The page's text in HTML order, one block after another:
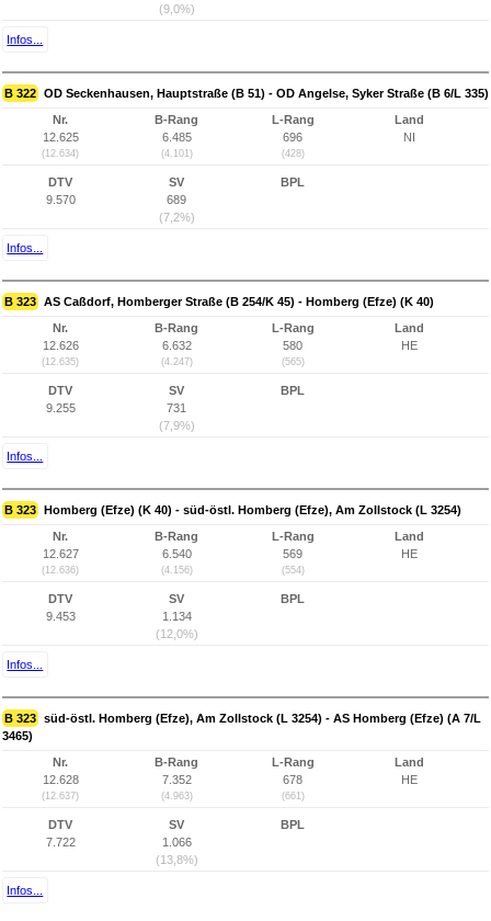
(9,0%)
Infos...
B 322 OD Seckenhausen, Hauptstraße (B 51) - OD Angelse, Syker Straße (B 6/L 335)
Nr.
12.625
(12.634)
B-Rang
6.485
(4.101)
L-Rang
696
(428)
Land
NI
DTV
9.570
SV
689
(7,2%)
BPL
Infos...
B 323 AS Caßdorf, Homberger Straße (B 254/K 45) - Homberg (Efze) (K 40)
Nr.
12.626
(12.635)
B-Rang
6.632
(4.247)
L-Rang
580
(565)
Land
HE
DTV
9.255
SV
731
(7,9%)
BPL
Infos...
B 323 Homberg (Efze) (K 40) - süd-östl. Homberg (Efze), Am Zollstock (L 3254)
Nr.
12.627
(12.636)
B-Rang
6.540
(4.156)
L-Rang
569
(554)
Land
HE
DTV
9.453
SV
1.134
(12,0%)
BPL
Infos...
B 323 süd-östl. Homberg (Efze), Am Zollstock (L 3254) - AS Homberg (Efze) (A 7/L
3465)
Nr.
12.628
(12.637)
B-Rang
7.352
(4.963)
L-Rang
678
(661)
Land
HE
DTV
7.722
SV
1.066
(13,8%)
BPL
Infos...